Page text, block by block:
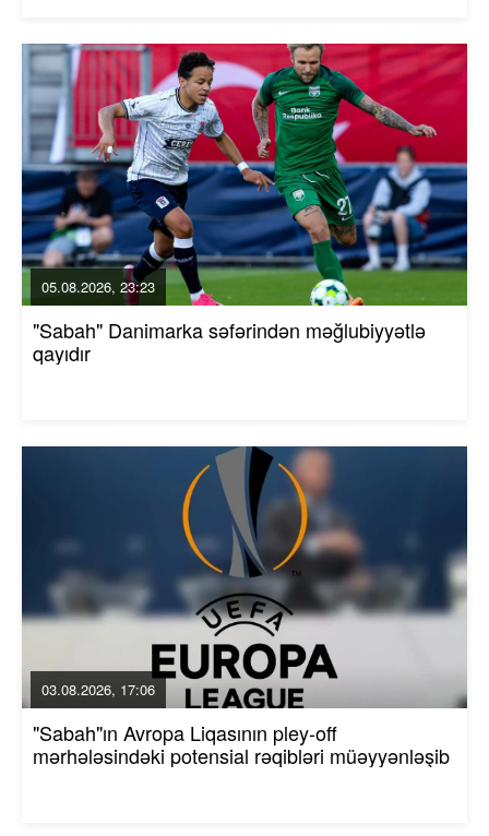
05.08.2026, 23:23
"Sabah" Danimarka səfərindən məğlubiyyətlə
qayıdır
03.08.2026, 17:06
"Sabah"ın Avropa Liqasının pley-off
mərhələsindəki potensial rəqibləri müəyyənləşib